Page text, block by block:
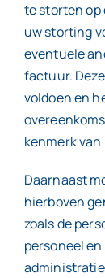
te storten op
uw storting
eventuele
factuur.
voldoen en
kenmerk
Daarnaast
hierboven
zoals de
personeel